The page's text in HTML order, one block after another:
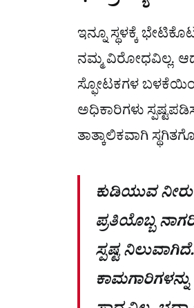
ಇನ್ನೂ ಸ್ಥಳಕ್ಕೆ
ನಮ್ಮ ವಿರೋಧವಿಲ್ಲ.
ಸ್ಫೋಟಕಗಳ
ಅಧಿಕಾರಿಗಳು
ತಾತ್ಕಾಲಿಕವಾಗಿ
ಕುಡಿಯುವ
ಪ್ರತಿಯೊಬ್ಬ
ಸ್ಪಷ್ಟ